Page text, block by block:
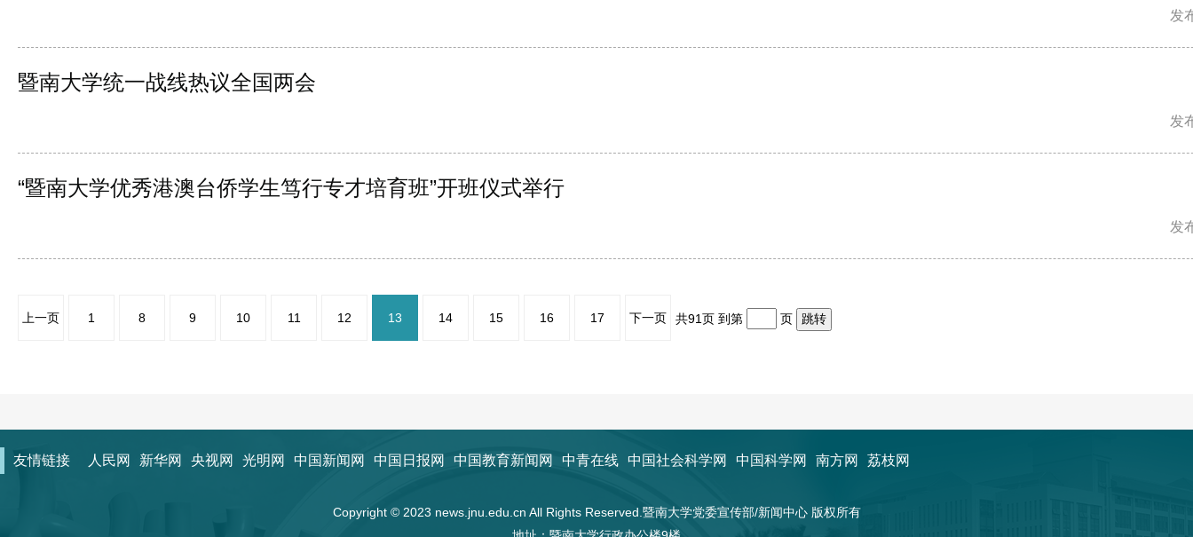
发
暨南大学统一战线热议全国两会
发
“暨南大学优秀港澳台侨学生笃行专才培育班”开班仪式举行
发
上一页 1 8 9 10 11 12 13 14 15 16 17 下一页 共91页 到第 页
友情链接 人民网 新华网 央视网 光明网 中国新闻网 中国日报网 中国教育新闻网 中青在线 中国社会科学网 中国科学网 南方网 荔枝网
Copyright © 2023 news.jnu.edu.cn All Rights Reserved.暨南大学党委宣传部/新闻中心 版权所有